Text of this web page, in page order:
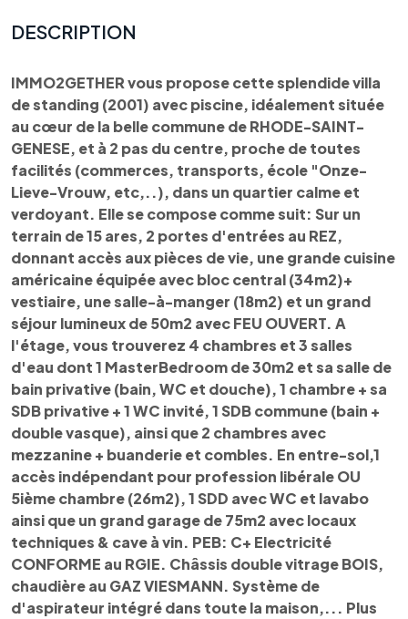
DESCRIPTION
IMMO2GETHER vous propose cette splendide villa
de standing (2001) avec piscine, idéalement située
au cœur de la belle commune de RHODE-SAINT-
GENESE, et à 2 pas du centre, proche de toutes
facilités (commerces, transports, école "Onze-
Lieve-Vrouw, etc,..), dans un quartier calme et
verdoyant. Elle se compose comme suit: Sur un
terrain de 15 ares, 2 portes d'entrées au REZ,
donnant accès aux pièces de vie, une grande cuisine
américaine équipée avec bloc central (34m2)+
vestiaire, une salle-à-manger (18m2) et un grand
séjour lumineux de 50m2 avec FEU OUVERT. A
l'étage, vous trouverez 4 chambres et 3 salles
d'eau dont 1 MasterBedroom de 30m2 et sa salle de
bain privative (bain, WC et douche), 1 chambre + sa
SDB privative + 1 WC invité, 1 SDB commune (bain +
double vasque), ainsi que 2 chambres avec
mezzanine + buanderie et combles. En entre-sol,1
accès indépendant pour profession libérale OU
5ième chambre (26m2), 1 SDD avec WC et lavabo
ainsi que un grand garage de 75m2 avec locaux
techniques & cave à vin. PEB: C+ Electricité
CONFORME au RGIE. Châssis double vitrage BOIS,
chaudière au GAZ VIESMANN. Système de
d'aspirateur intégré dans toute la maison,... Plus